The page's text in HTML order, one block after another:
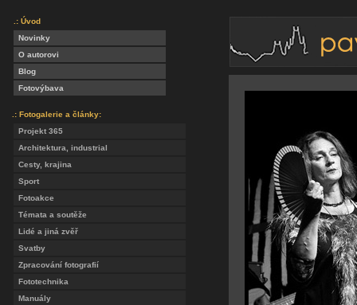
.: Úvod
Novinky
O autorovi
Blog
Fotovýbava
.: Fotogalerie a články:
Projekt 365
Architektura, industrial
Cesty, krajina
Sport
Fotoakce
Témata a soutěže
Lidé a jiná zvěř
Svatby
Zpracování fotografií
Fototechnika
Manuály